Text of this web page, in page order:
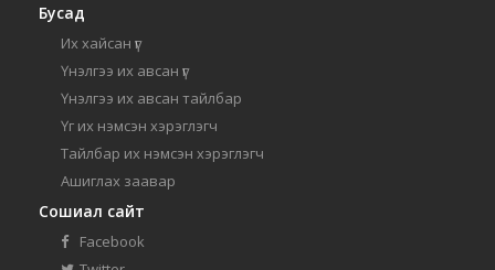
Бусад
Их хайсан үг
Үнэлгээ их авсан үг
Үнэлгээ их авсан тайлбар
Үг их нэмсэн хэрэглэгч
Тайлбар их нэмсэн хэрэглэгч
Ашиглах заавар
Сошиал сайт
Facebook